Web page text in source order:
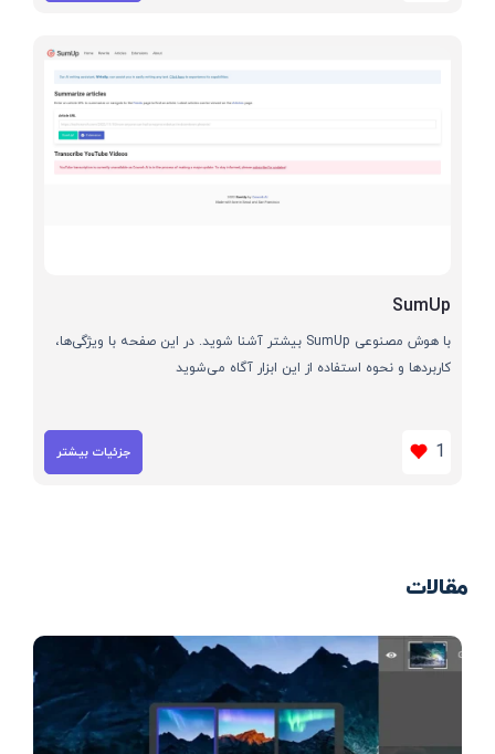
SumUp
با هوش مصنوعی SumUp بیشتر آشنا شوید. در این صفحه با ویژگی‌ها،
کاربردها و نحوه استفاده از این ابزار آگاه می‌شوید
1 جزئیات بیشتر
مقالات